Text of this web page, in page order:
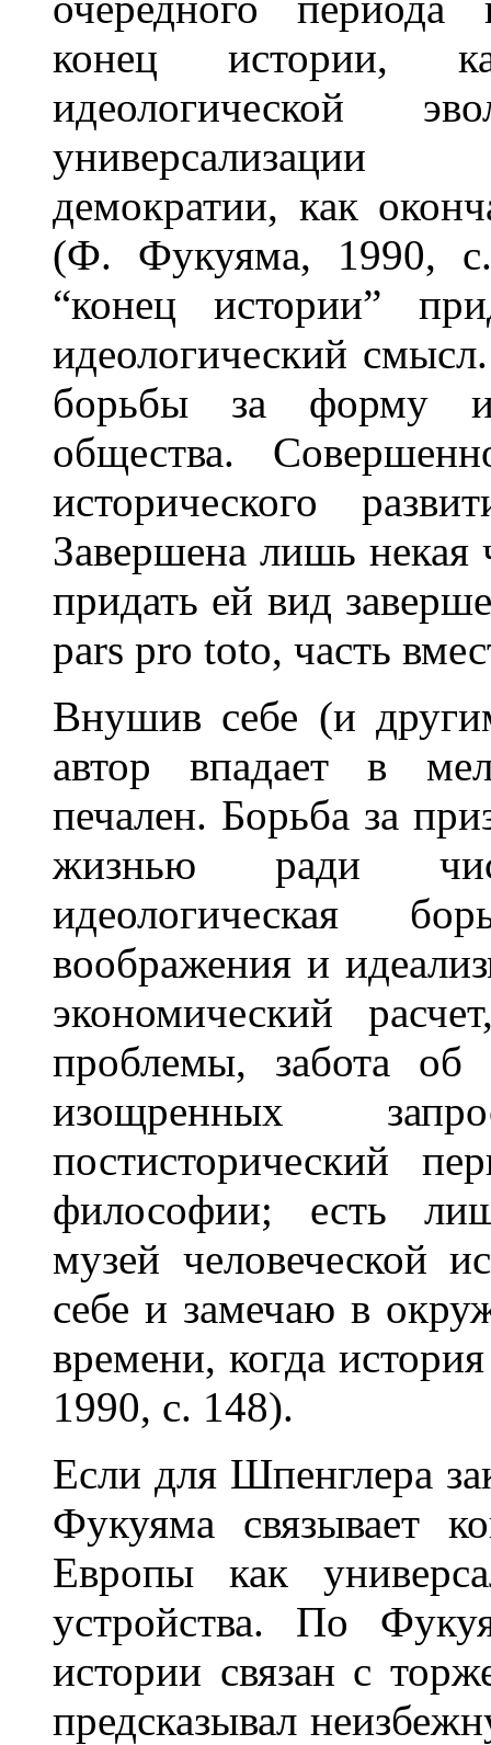
конец истории,
идеологической
универсализации
демократии, как
(Ф. Фукуяма, 1990,
“конец истории”
идеологический
борьбы за форму
общества.
исторического
Завершена лишь некая
придать ей вид
pars pro toto, часть
Внушив себе (и
автор впадает в
печален. Борьба за
жизнью ради
идеологическая
воображения и
экономический
проблемы, забота об
изощренных
постисторический
философии; есть
музей человеческой
себе и замечаю в
времени, когда
1990, с. 148).
Если для Шпенглера
Фукуяма связывает
Европы как
устройства. По
истории связан с
предсказывал